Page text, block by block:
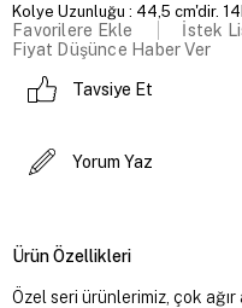
Kolye Uzunluğu : 44,5 cm'dir.
Favorilere Ekle
İstek
Fiyat Düşünce Haber Ver
Tavsiye Et
Yorum Yaz
Ürün Özellikleri
Özel seri ürünlerimiz, çok